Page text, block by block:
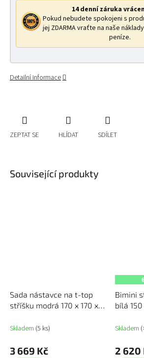
14 denní záruka
Pokud nebudete spokojeni s
jej ZDARMA vraťte na naše
peníze.
Detailní informace
ZEPTAT SE HLÍDAT SDÍLET
Související produkty
Sada nástavce na t-top
stříšku modrá 170 x 170 x
Skladem (5 ks)
3 669 Kč
Bimini
bílá 150
Skladem
2 620